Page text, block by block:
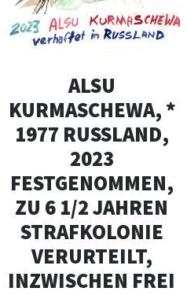
ALSU
KURMASCHEWA, *
1977 RUSSLAND,
2023
FESTGENOMMEN,
ZU 6 1/2 JAHREN
STRAFKOLONIE
VERURTEILT,
INZWISCHEN FREI